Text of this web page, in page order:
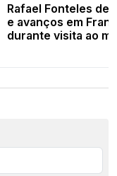
Rafael Fonteles
e avanços em
durante visita ao